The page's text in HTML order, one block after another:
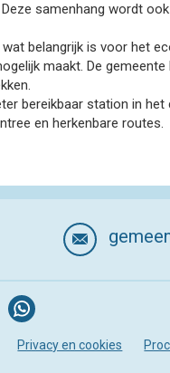
samenhang wordt
belangrijk is voor het
maakt. De
bereikbaar station in
en herkenbare routes.
Privacy en cookies